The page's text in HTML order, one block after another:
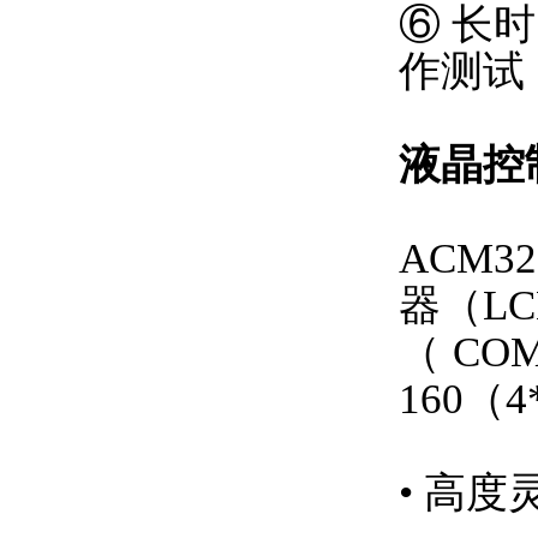
⑥ 长时
作测试
液晶控
器（
（
160（
• 高度